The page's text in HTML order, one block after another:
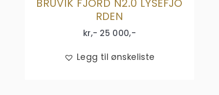
BRUVIK FJORD N2.0 LYSEFJO
RDEN
kr,- 25 000,-
Legg til ønskeliste